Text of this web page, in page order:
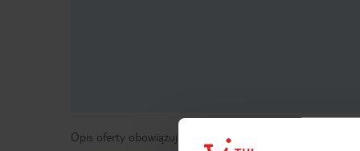
Opis oferty obowiązuje dla wyjazdów w terminie